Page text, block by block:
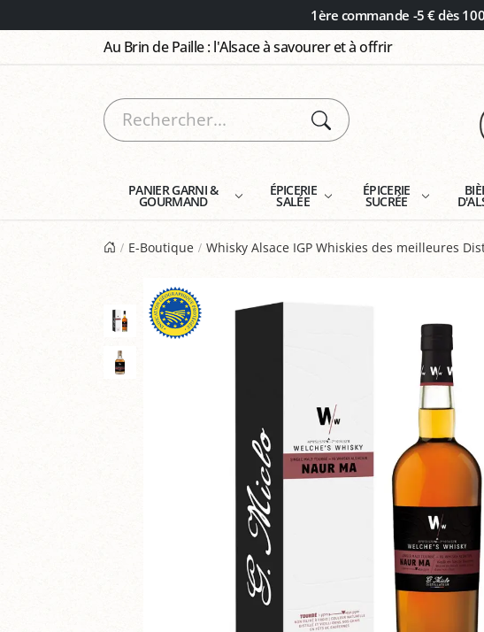
1ère commande -5 € dès
Au Brin de Paille : l'Alsace à savourer et à offrir
PANIER GARNI &
GOURMAND
ÉPICERIE
SALÉE
ÉPICERIE
SUCRÉE
E-Boutique Whisky Alsace IGP Whiskies des meilleures